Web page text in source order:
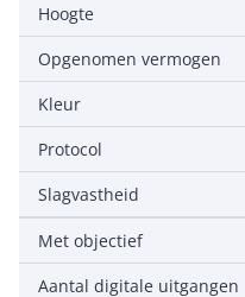
Hoogte
Opgenomen vermogen
Kleur
Protocol
Slagvastheid
Met objectief
Aantal digitale uitgangen